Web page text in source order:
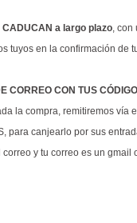
CADUCAN a largo plazo, con
tuyos en la confirmación de
CORREO CON TUS
la compra, remitiremos vía
para canjearlo por sus
y tu correo es un